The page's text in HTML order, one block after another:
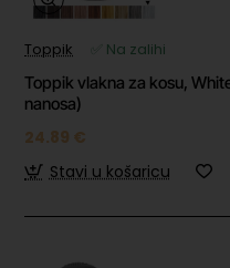
Toppik
✅ Na zalihi
Toppik vlakna za kosu,
nanosa)
24.89 €
Stavi u košaricu